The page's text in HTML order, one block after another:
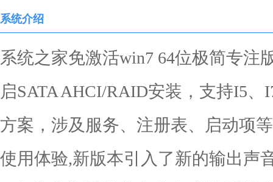
系统介绍
系统之家免激活win7 64位极简专注
启SATA AHCI/RAID安装，支持I5
方案，涉及服务、注册表、启动项
使用体验,新版本引入了新的输出声